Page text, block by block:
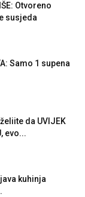
Otvoreno
susjeda
Samo 1 supena
da UVIJEK
evo...
kuhinja